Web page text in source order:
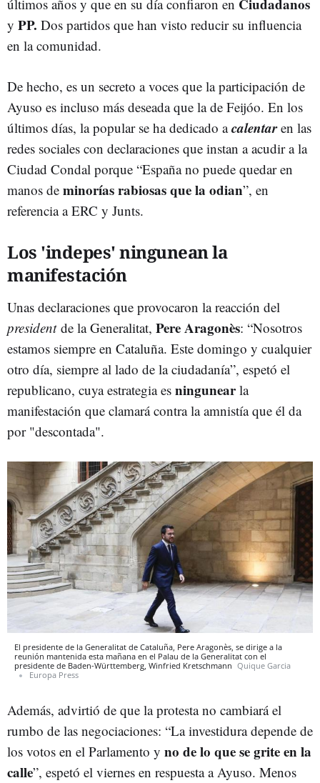
últimos años y que en su día confiaron en
y PP. Dos partidos que han visto reducir su influencia
en la comunidad.
De hecho, es un secreto a voces que la participación de
Ayuso es incluso más deseada que la de Feijóo. En los
últimos días, la popular se ha dedicado acalentar en las
redes sociales con declaraciones que instan a acudir a la
Ciudad Condal porque “España no puede quedar en
manos de minorías rabiosas que la odian”, en
referencia a ERC y Junts.
Los 'indepes' ningunean la
manifestación
Unas declaraciones que provocaron la reacción del
presidentde la Generalitat, Pere Aragonès: “Nosotros
estamos siempre en Cataluña. Este domingo y cualquier
otro día, siempre al lado de la ciudadanía”, espetó el
republicano, cuya estrategia es ningunearla
manifestación que clamará contra la amnistía que él da
por "descontada".
El presidente de la Generalitat de Cataluña, Pere Aragonès, se dirige a la
reunión mantenida esta mañana en el Palau de la Generalitat con el
presidente de Baden-Württemberg, Winfried Kretschmann Quique Garcia
Europa Press
Además, advirtió de que la protesta no cambiará el
rumbo de las negociaciones: “La investidura depende de
los votos en el Parlamento y no de lo que se grite en la
calle”, espetó el viernes en respuesta a Ayuso. Menos